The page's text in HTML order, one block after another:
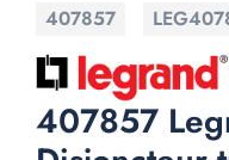
407857
407857